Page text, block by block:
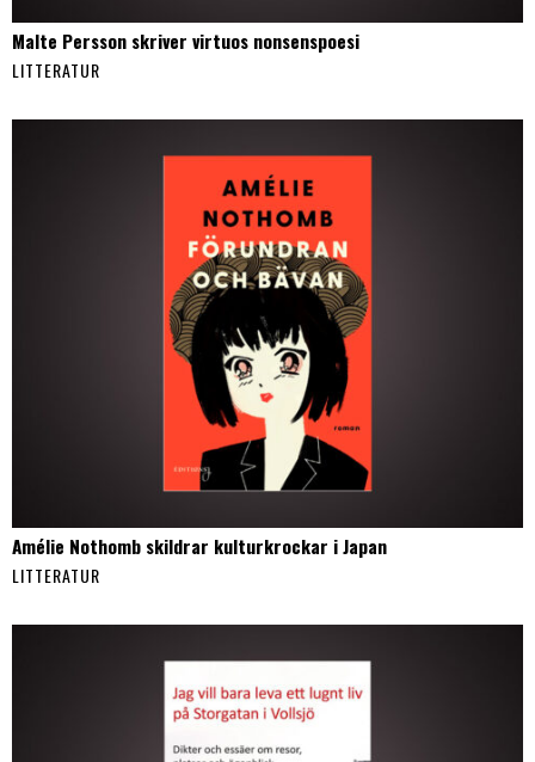
Malte Persson skriver virtuos nonsenspoesi
LITTERATUR
Amélie Nothomb skildrar kulturkrockar i Japan
LITTERATUR